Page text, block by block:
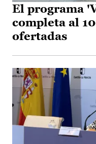
El programa
completa al
ofertadas